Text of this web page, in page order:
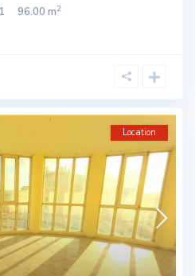
96.00 m2
Location